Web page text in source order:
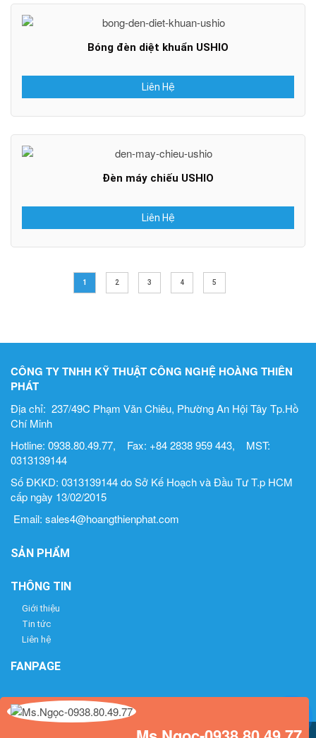
Bóng đèn diệt khuẩn USHIO
Liên Hệ
Đèn máy chiếu USHIO
Liên Hệ
1 2 3 4 5
CÔNG TY TNHH KỸ THUẬT CÔNG NGHỆ HOÀNG THIÊN
PHÁT
Địa chỉ: 237/49C Phạm Văn Chiêu, Phường An Hội Tây Tp.Hồ
Chí Minh
Hotline: 0938.80.49.77, Fax: +84 2838 959 443, MST:
0313139144
Số ĐKKD: 0313139144 do Sở Kế Hoạch và Đầu Tư T.p HCM
cấp ngày 13/02/2015
Email: sales4@hoangthienphat.com
SẢN PHẨM
THÔNG TIN
Giới thiệu
Tin tức
Liên hệ
FANPAGE